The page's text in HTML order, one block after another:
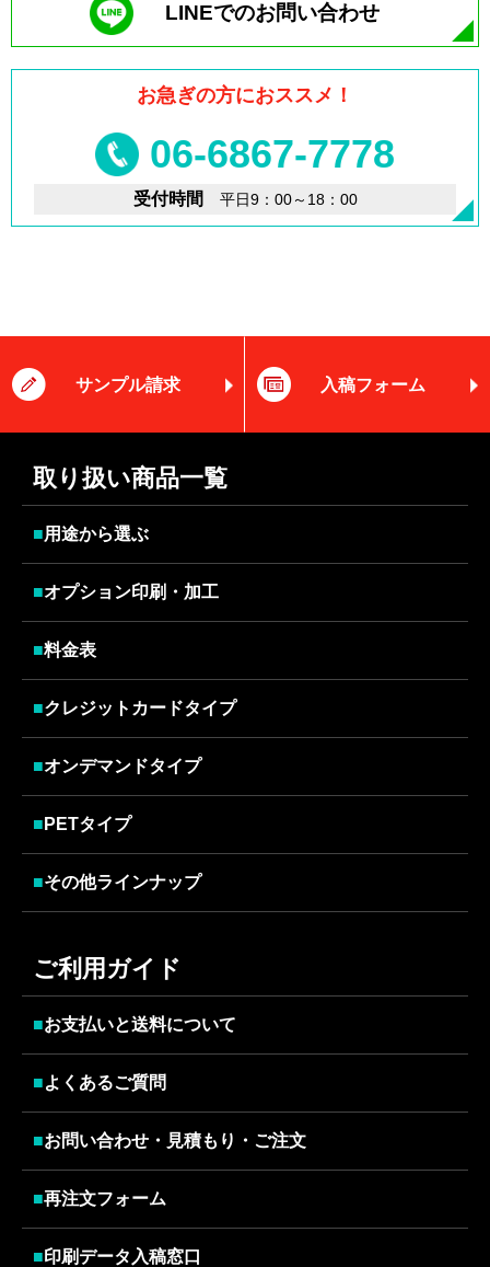
LINEでのお問い合わせ
お急ぎの方におススメ！
06-6867-7778
受付時間 平日9：00～18：00
サンプル請求 入稿フォーム
取り扱い商品一覧
■用途から選ぶ
■オプション印刷・加工
■料金表
■クレジットカードタイプ
■オンデマンドタイプ
■ PETタイプ
■その他ラインナップ
ご利用ガイド
■お支払いと送料について
■よくあるご質問
■お問い合わせ・見積もり・ご注文
■再注文フォーム
■印刷データ入稿窓口